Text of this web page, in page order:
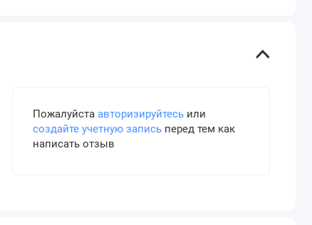
Пожалуйста авторизируйтесьили
создайте учетную записьперед тем как
написать отзыв